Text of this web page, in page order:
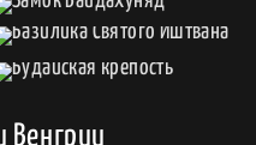
Венгрии